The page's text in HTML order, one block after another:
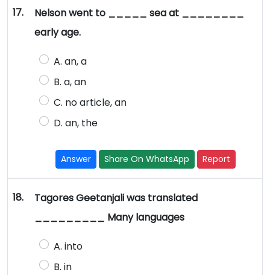
17.
Nelson went to _____ sea at ________
early age.
A. an, a
B. a, an
C. no article, an
D. an, the
Answer Share On WhatsApp Report
18.
Tagores Geetanjali was translated
_________ Many languages
A. into
B. in